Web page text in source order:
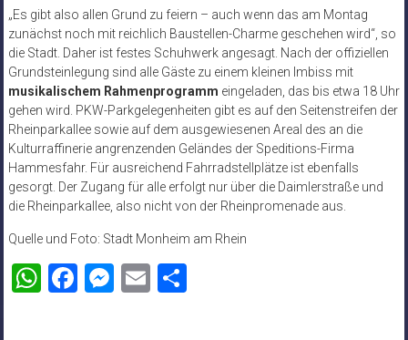
„Es gibt also allen Grund zu feiern – auch wenn das am Montag
zunächst noch mit reichlich Baustellen-Charme geschehen wird“, so
die Stadt. Daher ist festes Schuhwerk angesagt. Nach der offiziellen
Grundsteinlegung sind alle Gäste zu einem kleinen Imbiss mit
musikalischem Rahmenprogramm eingeladen, das bis etwa 18 Uhr
gehen wird. PKW-Parkgelegenheiten gibt es auf den Seitenstreifen der
Rheinparkallee sowie auf dem ausgewiesenen Areal des an die
Kulturraffinerie angrenzenden Geländes der Speditions-Firma
Hammesfahr. Für ausreichend Fahrradstellplätze ist ebenfalls
gesorgt. Der Zugang für alle erfolgt nur über die Daimlerstraße und
die Rheinparkallee, also nicht von der Rheinpromenade aus.
Quelle und Foto: Stadt Monheim am Rhein
WhatsApp
Facebook
Messenger
Email